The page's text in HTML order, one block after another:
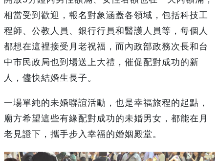
相當受到歡迎，報名對象涵蓋各領域，包括科技工
程師、公教人員、銀行行員和醫護人員等，每個人
都想在這裡接受月老祝福，而內政部政務次長和台
中市民政局也到場送上大禮，催促配對成功的新
人，儘快結婚生長子。
一場單純的未婚聯誼活動，也是幸福旅程的起點，
廟方希望這些有緣配對成功的未婚男女，都能在月
老見證下，攜手步入幸福的婚姻殿堂。